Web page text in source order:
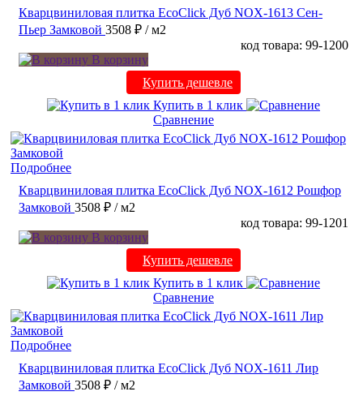
Кварцвиниловая плитка EcoClick Дуб NOX-1613 Сен-
Пьер Замковой 3508 ₽ / м2
код товара: 99-1200
В корзину
Купить дешевле
Купить в 1 клик
Сравнение
Подробнее
Кварцвиниловая плитка EcoClick Дуб NOX-1612 Рошфор
Замковой 3508 ₽ / м2
код товара: 99-1201
В корзину
Купить дешевле
Купить в 1 клик
Сравнение
Подробнее
Кварцвиниловая плитка EcoClick Дуб NOX-1611 Лир
Замковой 3508 ₽ / м2